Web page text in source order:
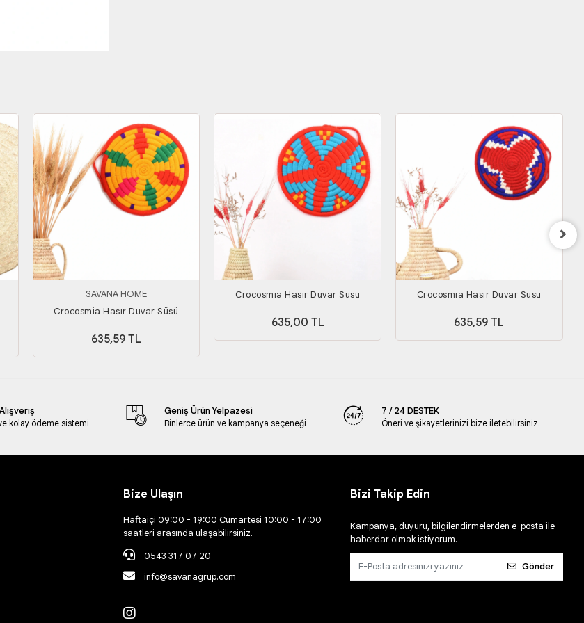
SAVANA HOME
Crocosmia Hasır Duvar Süsü
635,59 TL
Crocosmia Hasır Duvar Süsü
635,00 TL
Crocosmia Hasır Duvar Süsü
635,59 TL
kolay ödeme sistemi
Geniş Ürün Yelpazesi
Binlerce ürün ve kampanya seçeneği
7 / 24 DESTEK
Öneri ve şikayetlerinizi bize iletebilirsiniz.
Bize Ulaşın
Haftaiçi 09:00 - 19:00 Cumartesi 10:00 - 17:00
saatleri arasında ulaşabilirsiniz.
0543 317 07 20
info@savanagrup.com
Bizi Takip Edin
Kampanya, duyuru, bilgilendirmelerden e-posta ile
haberdar olmak istiyorum.
Gönder